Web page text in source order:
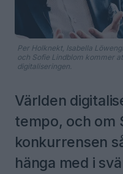
Per Holknekt, Isabella
och Sofie Lindblom kommer
digitaliseringen.
Världen
tempo, och om
konkurrensen
hänga med i